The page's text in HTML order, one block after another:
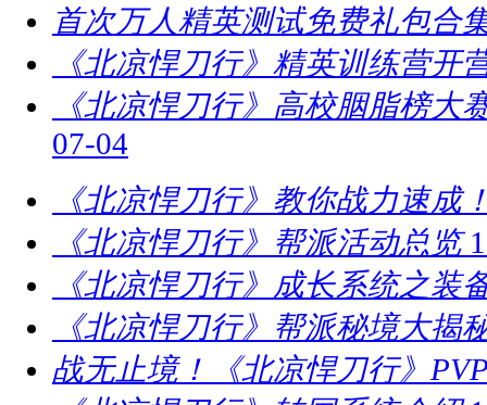
首次万人精英测试免费礼包合
《北凉悍刀行》精英训练营开
《北凉悍刀行》高校胭脂榜大
07-04
《北凉悍刀行》教你战力速成
《北凉悍刀行》帮派活动总览
《北凉悍刀行》成长系统之装
《北凉悍刀行》帮派秘境大揭
战无止境！《北凉悍刀行》